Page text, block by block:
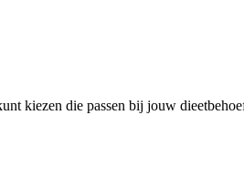
kiezen die passen bij jouw